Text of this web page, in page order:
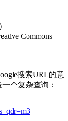
Commons
搜索URL的意
个复杂查询：